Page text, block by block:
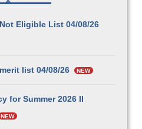
Eligible List 04/08/26
list 04/08/26 NEW
for Summer 2026 II
NEW